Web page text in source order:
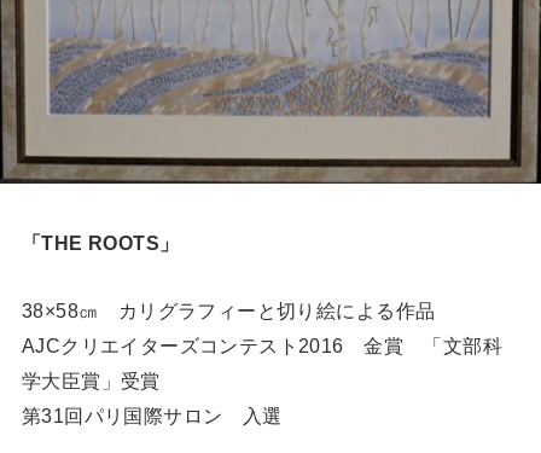
「THE ROOTS」
38×58㎝ カリグラフィーと切り絵による作品
AJCクリエイターズコンテスト2016 金賞 「文部科
学大臣賞」受賞
第31回パリ国際サロン 入選